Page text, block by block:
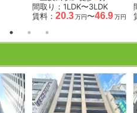
間取り：1LDK〜3LDK
賃料： 20.3万円〜46.9万円